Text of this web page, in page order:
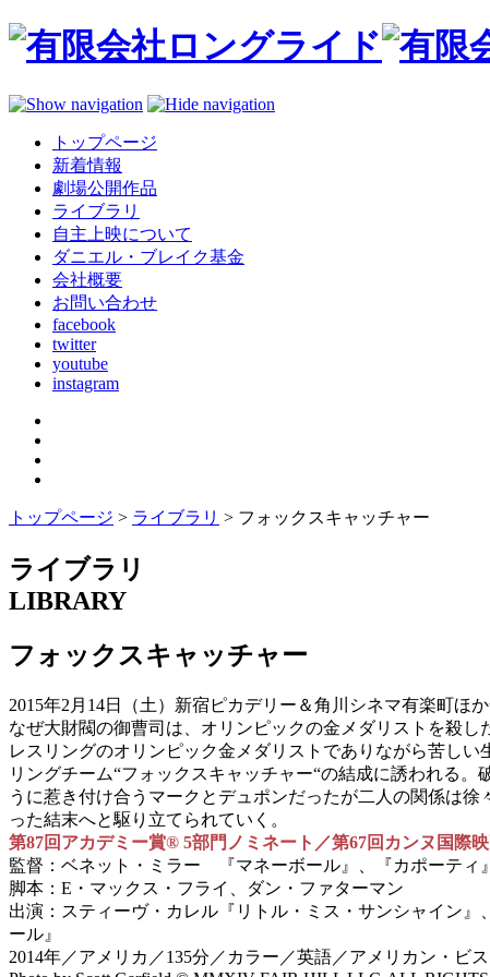
トップページ
新着情報
劇場公開作品
ライブラリ
自主上映について
ダニエル・ブレイク基金
会社概要
お問い合わせ
facebook
twitter
youtube
instagram
トップページ > ライブラリ > フォックスキャッチャー
ライブラリ
LIBRARY
フォックスキャッチャー
2015年2月14日（土）新宿ピカデリー＆角川シネマ有楽町ほ
なぜ大財閥の御曹司は、オリンピックの金メダリストを殺し
レスリングのオリンピック金メダリストでありながら苦し
リングチーム“フォックスキャッチャー“の結成に誘われる
うに惹き付け合うマークとデュポンだったが二人の関係は
った結末へと駆り立てられていく。
第87回アカデミー賞® 5部門ノミネート／第67回カンヌ国際
監督：ベネット・ミラー 『マネーボール』、『カポーティ』
脚本：E・マックス・フライ、ダン・ファターマン
出演：スティーヴ・カレル『リトル・ミス・サンシャイン
ール』
2014年／アメリカ／135分／カラー／英語／アメリカン・ビ